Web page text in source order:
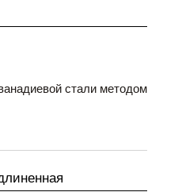
стали методом